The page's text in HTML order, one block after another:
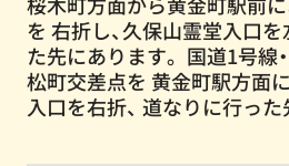
を 右折し、久保山霊堂入口を
た先にあります。 国道1号線
松町交差点を 黄金町駅方面
入口を右折、 道なりに行った